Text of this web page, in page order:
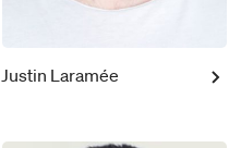
Justin Laramée